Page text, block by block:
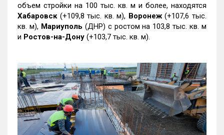
объем стройки на 100 тыс. кв. м и более, находятся
Хабаровск (+109,8 тыс. кв. м), Воронеж(+107,6 тыс.
кв. м), Мариуполь (ДНР) с ростом на 103,8 тыс. кв. м
и Ростов-на-Дону (+103,7 тыс. кв. м).